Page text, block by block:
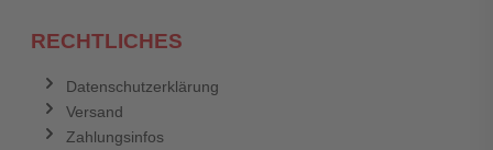
RECHTLICHES
Datenschutzerklärung
Versand
Zahlungsinfos